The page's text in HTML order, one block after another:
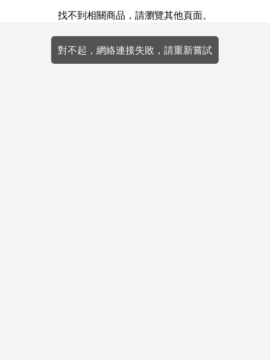
找不到相關商品，請瀏覽其他頁面。
對不起，網絡連接失敗，請重新嘗試